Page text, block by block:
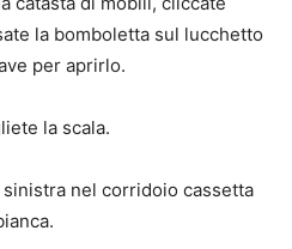
la bomboletta sul lucchetto
per aprirlo.
la scala.
sinistra nel corridoio cassetta